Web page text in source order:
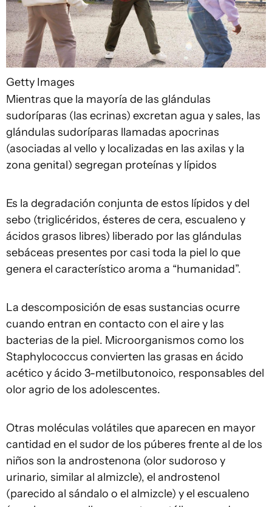
Getty Images
Mientras que la mayoría de las glándulas
sudoríparas (las ecrinas) excretan agua y sales, las
glándulas sudoríparas llamadas apocrinas
(asociadas al vello y localizadas en las axilas y la
zona genital) segregan proteínas y lípidos
Es la degradación conjunta de estos lípidos y del
sebo (triglicéridos, ésteres de cera, escualeno y
ácidos grasos libres) liberado por las glándulas
sebáceas presentes por casi toda la piel lo que
genera el característico aroma a “humanidad”.
La descomposición de esas sustancias ocurre
cuando entran en contacto con el aire y las
bacterias de la piel. Microorganismos como los
Staphylococcus convierten las grasas en ácido
acético y ácido 3-metilbutonoico, responsables del
olor agrio de los adolescentes.
Otras moléculas volátiles que aparecen en mayor
cantidad en el sudor de los púberes frente al de los
niños son la androstenona (olor sudoroso y
urinario, similar al almizcle), el androstenol
(parecido al sándalo o el almizcle) y el escualeno